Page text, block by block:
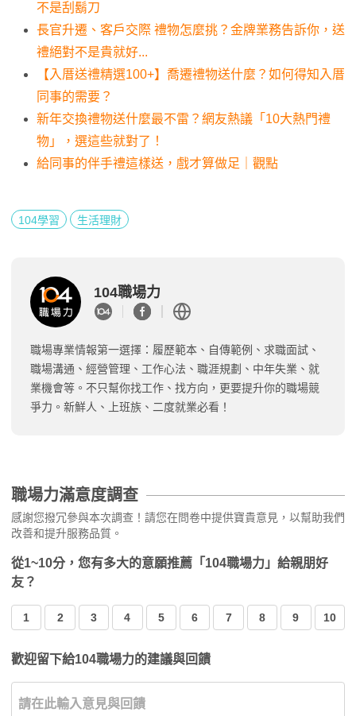
不是刮鬍刀
長官升遷、客戶交際 禮物怎麼挑？金牌業務告訴你，送
禮絕對不是貴就好...
【入厝送禮精選100+】喬遷禮物送什麼？如何得知入厝
同事的需要？
新年交換禮物送什麼最不雷？網友熱議「10大熱門禮
物」，選這些就對了！
給同事的伴手禮這樣送，戲才算做足｜觀點
104學習 生活理財
104職場力
職場專業情報第一選擇：履歷範本、自傳範例、求職面試、
職場溝通、經營管理、工作心法、職涯規劃、中年失業、就
業機會等。不只幫你找工作、找方向，更要提升你的職場競
爭力。新鮮人、上班族、二度就業必看！
職場力滿意度調查
感謝您撥冗參與本次調查！請您在問卷中提供寶貴意見，以幫助我們
改善和提升服務品質。
從1~10分，您有多大的意願推薦「104職場力」給親朋好
友？
1 2 3 4 5 6 7 8 9 10
歡迎留下給104職場力的建議與回饋